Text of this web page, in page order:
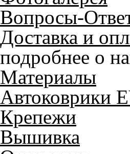
Вопросы-
Доставка и
подробнее о
Материалы
Автоковрики
Крепежи
Вышивка